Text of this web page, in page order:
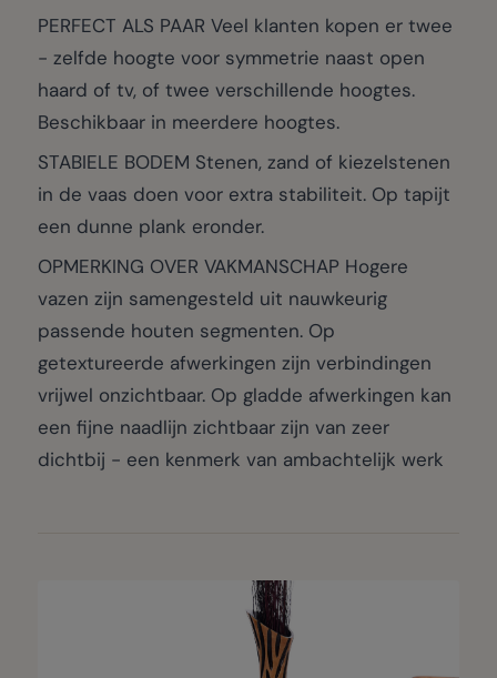
PERFECT ALS PAAR Veel klanten kopen er twee
- zelfde hoogte voor symmetrie naast open
haard of tv, of twee verschillende hoogtes.
Beschikbaar in meerdere hoogtes.
STABIELE BODEM Stenen, zand of kiezelstenen
in de vaas doen voor extra stabiliteit. Op tapijt
een dunne plank eronder.
OPMERKING OVER VAKMANSCHAP Hogere
vazen zijn samengesteld uit nauwkeurig
passende houten segmenten. Op
getextureerde afwerkingen zijn verbindingen
vrijwel onzichtbaar. Op gladde afwerkingen kan
een fijne naadlijn zichtbaar zijn van zeer
dichtbij - een kenmerk van ambachtelijk werk